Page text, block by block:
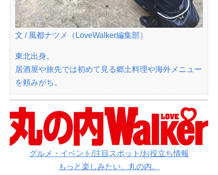
文 / 風都ナツメ（LoveWalker編集部）
東北出身。
居酒屋や旅先では初めて見る郷土料理や海外メニュー
を頼みがち。
グルメ・イベント/注目スポット/お役立ち情報
もっと楽しみたい、丸の内。